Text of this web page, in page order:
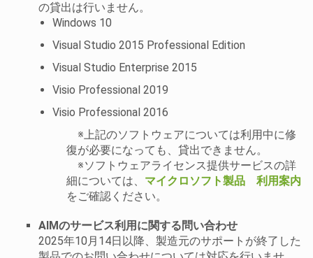
の貸出は行いません。
Windows 10
Visual Studio 2015 Professional Edition
Visual Studio Enterprise 2015
Visio Professional 2019
Visio Professional 2016
※上記のソフトウェアについては利用中に修
復が必要になっても、貸出できません。
※ソフトウェアライセンス提供サービスの詳
細については、 マイクロソフト製品 利用案内
をご確認ください。
AIMのサービス利用に関する問い合わせ
2025年10月14日以降、製造元のサポートが終了した